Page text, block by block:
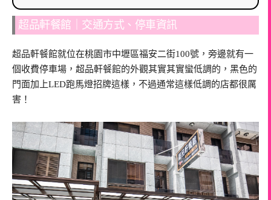
超品軒餐館｜交通方式、停車資訊
超品軒餐館就位在桃園市中壢區福安二街100號，旁邊就有一
個收費停車場，超品軒餐館的外觀其實其實蠻低調的，黑色的
門面加上LED跑馬燈招牌這樣，不過通常這樣低調的店都很厲
害！